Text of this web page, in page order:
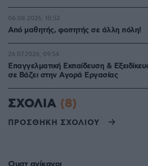
Από μαθητής, φοιτητής σε άλλη πόλη!
06.08.2026, 10:52
Επαγγελματική Εκπαίδευση &
σε Bάζει στην Aγορά Eργασίας
26.07.2026, 09:54
ΣΧΟΛΙΑ (8)
ΠΡΟΣΘΗΚΗ ΣΧΟΛΙΟΥ